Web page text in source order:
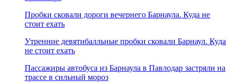
Пробки сковали дороги вечернего Барнаула. Куда не
стоит ехать
Утренние девятибалльные пробки сковали Барнаул. Куда
не стоит ехать
Пассажиры автобуса из Барнаула в Павлодар застряли на
трассе в сильный мороз